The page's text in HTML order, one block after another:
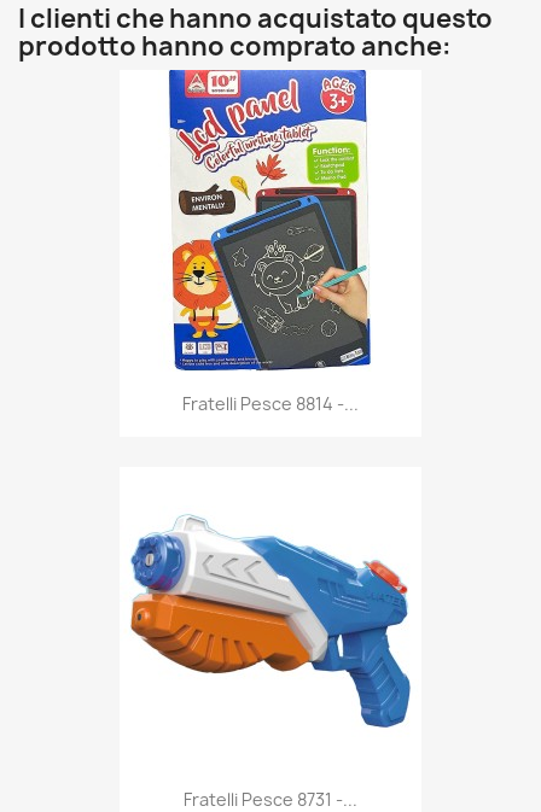
I clienti che hanno acquistato questo
prodotto hanno comprato anche:
Anteprima
Fratelli Pesce 8814 -...
Anteprima
Fratelli Pesce 8731 -...